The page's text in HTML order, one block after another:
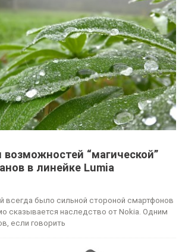
“магической”
в линейке Lumia
всегда было сильной стороной смартфонов
сказывается наследство от Nokia. Одним
если говорить